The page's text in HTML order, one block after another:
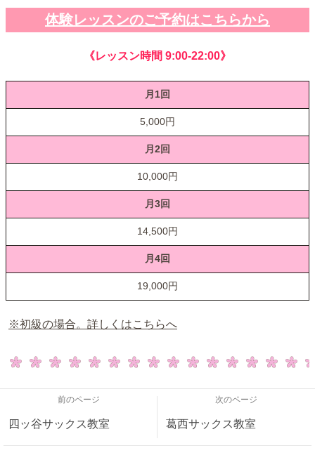
体験レッスンのご予約はこちらから
《レッスン時間 9:00-22:00》
月1回
5,000円
月2回
10,000円
月3回
14,500円
月4回
19,000円
※初級の場合。詳しくはこちらへ
前のページ
四ッ谷サックス教室
次のページ
葛西サックス教室